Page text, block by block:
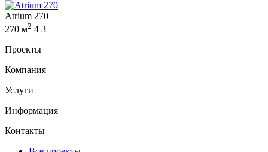
Atrium 270
270 м2 4 3
Проекты
Компания
Услуги
Информация
Контакты